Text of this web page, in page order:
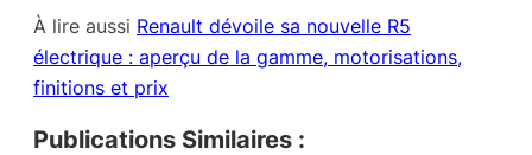
À lire aussi Renault dévoile sa nouvelle R5
électrique : aperçu de la gamme, motorisations,
finitions et prix
Publications Similaires :